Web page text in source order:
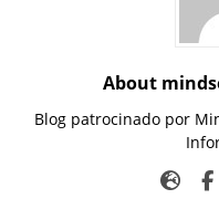
About
Blog patrocinado por